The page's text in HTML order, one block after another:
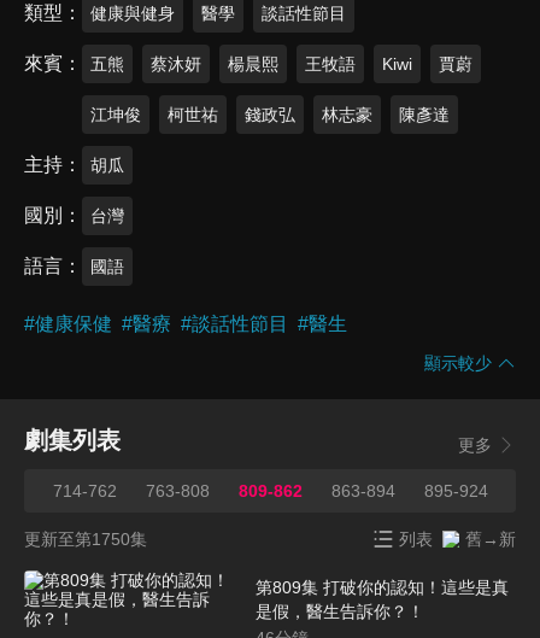
類型 健康與健身 醫學 談話性節目
來賓 五熊 蔡沐妍 楊晨熙 王牧語 Kiwi 賈蔚
江坤俊 柯世祐 錢政弘 林志豪 陳彥達
主持 胡瓜
國別 台灣
語言 國語
#健康保健 #醫療 #談話性節目 #醫生
顯示較少
劇集列表 更多
714-762 763-808 809-862 863-894 895-924
更新至第1750集 列表 舊→新
第809集 打破你的認知！這些是真
是假，醫生告訴你？！